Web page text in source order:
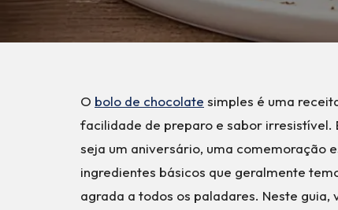
O bolo de chocolate simples é uma
facilidade de preparo e sabor
seja um aniversário, uma comemoração
ingredientes básicos que geralmente
agrada a todos os paladares. Neste